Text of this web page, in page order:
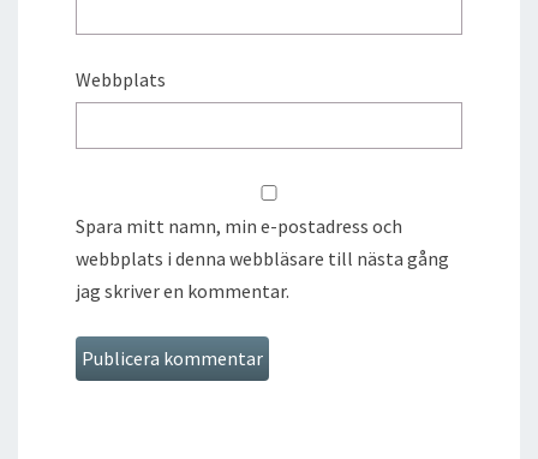
Webbplats
Spara mitt namn, min e-postadress och
webbplats i denna webbläsare till nästa gång
jag skriver en kommentar.